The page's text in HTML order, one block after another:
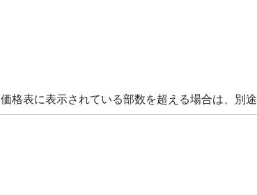
価格表に表示されている部数を超える場合は、別途